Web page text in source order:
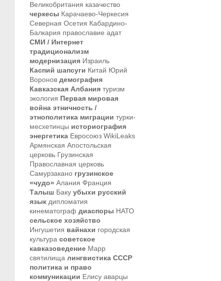
Великобритания казачество
черкесы Карачаево-Черкесия
Северная Осетия Кабардино-
Балкария православие адат
СМИ / Интернет
традиционализм
модернизация Израиль
Каспий шапсуги Китай Юрий
Воронов демография
Кавказская Албания туризм
экология Первая мировая
война этничность /
этнополитика миграции турки-
месхетинцы историография
энергетика Евросоюз WikiLeaks
Армянская Апостольская
церковь Грузинская
Православная церковь
Самурзакано грузинское
«чудо» Алания Франция
Талыш Баку убыхи русский
язык дипломатия
кинематограф диаспоры НАТО
сельское хозяйство
Ингушетия вайнахи городская
культура советское
кавказоведение Марр
святилища лингвистика СССР
политика и право
коммуникации Елису аварцы